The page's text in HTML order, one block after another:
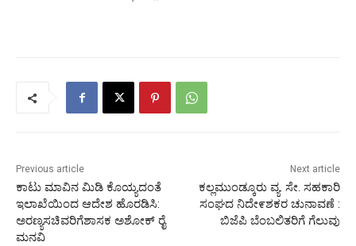
Previous article
ಕಾಟು ಮಾವಿನ ಮಿಡಿ ಕೊಯ್ಯದಂತೆ
ಇಲಾಖೆಯಿಂದ ಆದೇಶ ಹೊರಡಿಸಿ:
ಅರಣ್ಯ‌ಸಚಿವರಿಗೆ‌ಶಾಸಕ ಅಶೋಕ್ ರೈ
ಮನವಿ
Next article
ಕಲ್ಲಮುಂಡ್ಕೂರು ವ್ಯ. ಸೇ. ಸಹಕಾರಿ
ಸಂಘದ ನಿದೇ೯ಶಕರ ಚುನಾವಣೆ :
ಬಿಜೆಪಿ ಬೆಂಬಲಿತರಿಗೆ ಗೆಲುವು